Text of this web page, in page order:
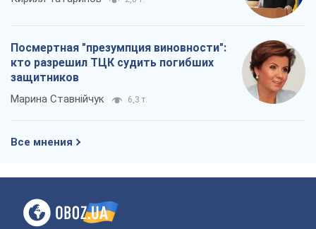
Посмертная "презумпция виновности":
кто разрешил ТЦК судить погибших
защитников
Марина Ставнійчук 6,3 т.
Все мнения